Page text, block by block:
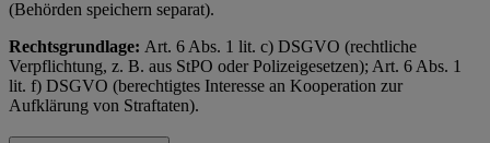
(Behörden speichern separat).
Rechtsgrundlage: Art. 6 Abs. 1 lit. c) DSGVO (rechtliche
Verpflichtung, z. B. aus StPO oder Polizeigesetzen); Art. 6 Abs. 1
lit. f) DSGVO (berechtigtes Interesse an Kooperation zur
Aufklärung von Straftaten).